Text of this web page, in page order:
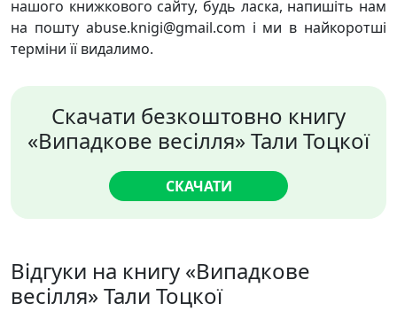
нашого книжкового сайту, будь ласка, напишіть нам
на пошту abuse.knigi@gmail.com і ми в найкоротші
терміни її видалимо.
Скачати безкоштовно книгу
«Випадкове весілля» Тали Тоцкої
СКАЧАТИ
Відгуки на книгу «Випадкове
весілля» Тали Тоцкої